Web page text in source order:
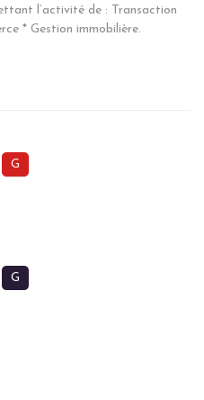
l’activité de : Transaction
* Gestion immobilière.
G
G